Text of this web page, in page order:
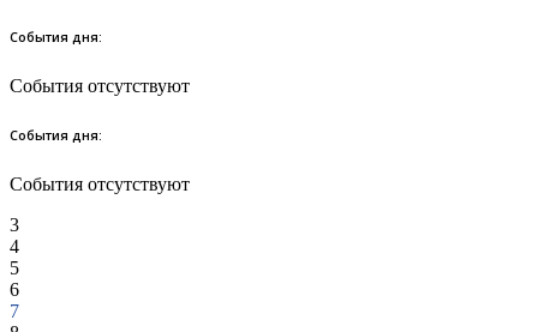
События дня:
События отсутствуют
События дня:
События отсутствуют
3
4
5
6
7